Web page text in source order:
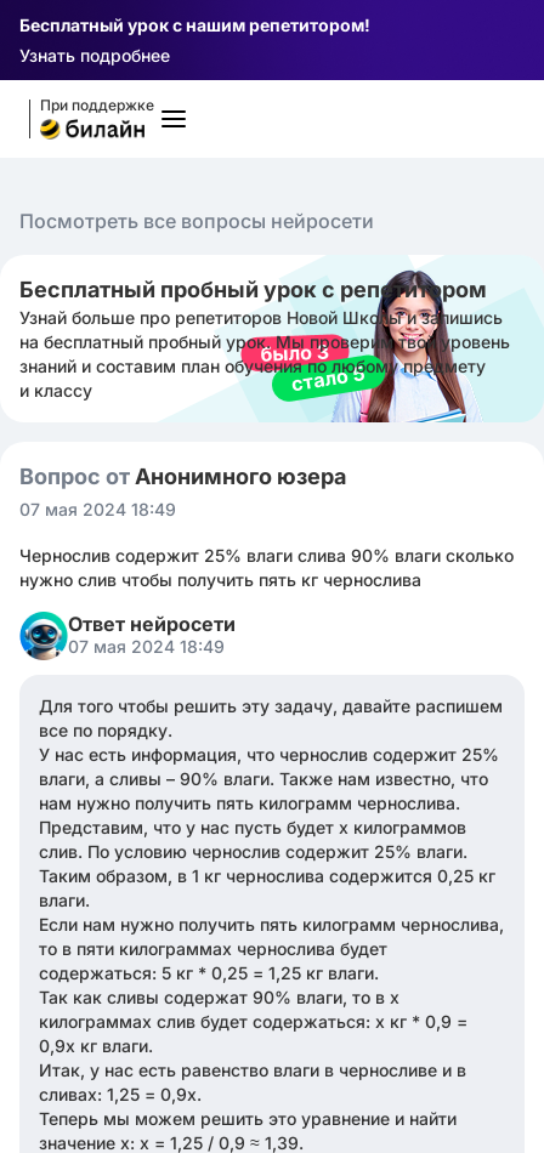
Бесплатный урок с нашим репетитором!
Узнать подробнее
При поддержке
Посмотреть все вопросы нейросети
Бесплатный пробный урок с репетитором
Узнай больше про репетиторов Новой Школы и запишись
на бесплатный пробный урок. Мы проверим твой уровень
знаний и составим план обучения по любому предмету
и классу
Вопрос от Анонимного юзера
07 мая 2024 18:49
Чернослив содержит 25% влаги слива 90% влаги сколько
нужно слив чтобы получить пять кг чернослива
Ответ нейросети
07 мая 2024 18:49
Для того чтобы решить эту задачу, давайте распишем
все по порядку.
У нас есть информация, что чернослив содержит 25%
влаги, а сливы – 90% влаги. Также нам известно, что
нам нужно получить пять килограмм чернослива.
Представим, что у нас пусть будет х килограммов
слив. По условию чернослив содержит 25% влаги.
Таким образом, в 1 кг чернослива содержится 0,25 кг
влаги.
Если нам нужно получить пять килограмм чернослива,
то в пяти килограммах чернослива будет
содержаться: 5 кг * 0,25 = 1,25 кг влаги.
Так как сливы содержат 90% влаги, то в х
килограммах слив будет содержаться: x кг * 0,9 =
0,9x кг влаги.
Итак, у нас есть равенство влаги в черносливе и в
сливах: 1,25 = 0,9x.
Теперь мы можем решить это уравнение и найти
значение х: x = 1,25 / 0,9 ≈ 1,39.